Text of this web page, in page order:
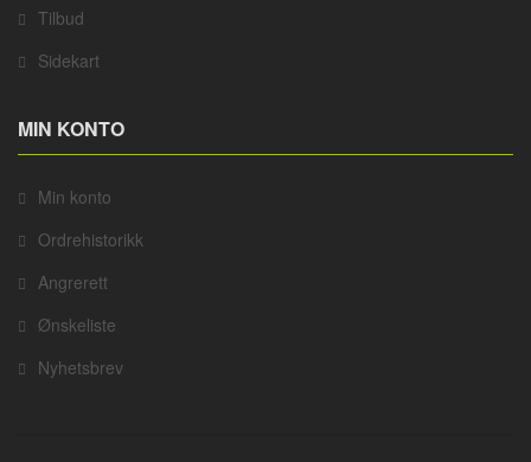
Tilbud
Sidekart
MIN KONTO
Min konto
Ordrehistorikk
Angrerett
Ønskeliste
Nyhetsbrev